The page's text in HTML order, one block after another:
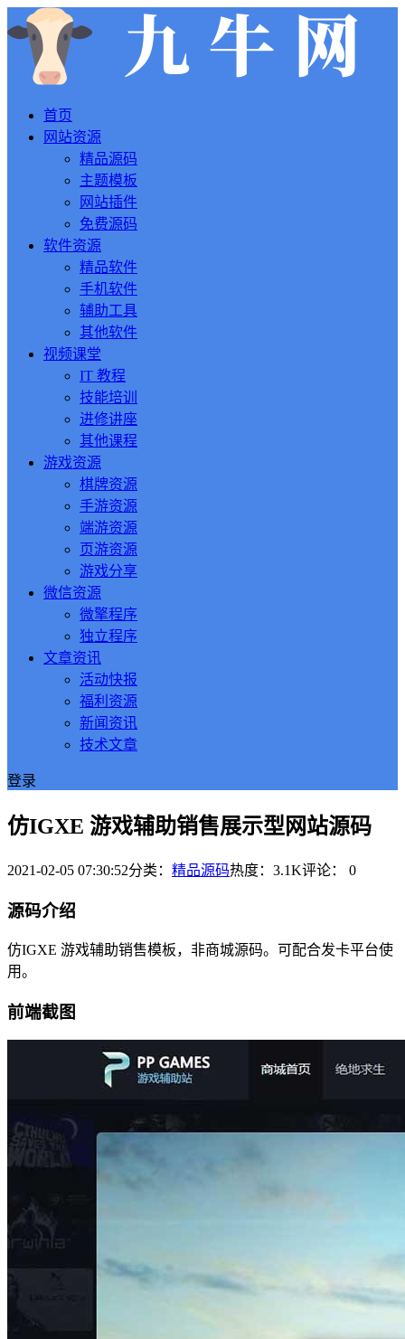
首页
网站资源
精品源码
主题模板
网站插件
免费源码
软件资源
精品软件
手机软件
辅助工具
其他软件
视频课堂
IT 教程
技能培训
进修讲座
其他课程
游戏资源
棋牌资源
手游资源
端游资源
页游资源
游戏分享
微信资源
微擎程序
独立程序
文章资讯
活动快报
福利资源
新闻资讯
技术文章
登录
仿IGXE 游戏辅助销售展示型网站源码
2021-02-05 07:30:52分类： 精品源码热度：3.1K评论： 0
源码介绍
仿IGXE 游戏辅助销售模板，非商城源码。可配合发卡平台使
用。
前端截图